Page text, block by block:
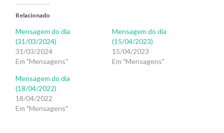
Relacionado
Mensagem do dia
(31/03/2024)
31/03/2024
Em "Mensagens"
Mensagem do dia
(15/04/2023)
15/04/2023
Em "Mensagens"
Mensagem do dia
(18/04/2022)
18/04/2022
Em "Mensagens"